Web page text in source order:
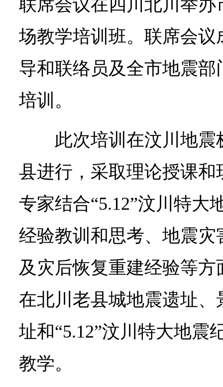
联席会议在四川北川举
场教学培训班。联席会
导和联络员及全市地震部
培训。
此次培训在汶川地
县进行，采取理论授课
专家结合“5.12”汶川特大
经验教训和思考、地震
及灾后恢复重建经验等
在北川老县城地震遗址
址和“5.12”汶川特大地震
教学。